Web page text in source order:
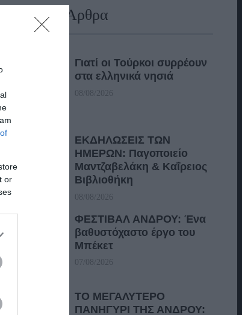
or
Πρόσφατα Άρθρα
Γιατί οι Τούρκοι συρρέουν
στα ελληνικά νησιά
08/08/2026
ΕΚΔΗΛΩΣΕΙΣ ΤΩΝ
ΗΜΕΡΩΝ: Παγοποιείο
Μαντζαβελάκη & Καΐρειος
Βιβλιοθήκη
08/08/2026
ΦΕΣΤΙΒΑΛ ΑΝΔΡΟΥ: Ένα
βαθυστόχαστο έργο του
Μπέκετ
07/08/2026
ΤΟ ΜΕΓΑΛΥΤΕΡΟ
ΠΑΝΗΓΥΡΙ ΤΗΣ ΑΝΔΡΟΥ: